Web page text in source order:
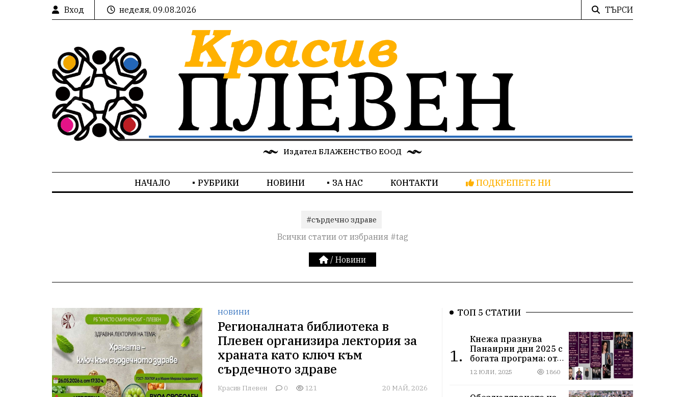
Вход неделя, 09.08.2026 ТЪРСИ
Издател БЛАЖЕНСТВО ЕООД
НАЧАЛО РУБРИКИ НОВИНИ ЗА НАС КОНТАКТИ ПОДКРЕПЕТЕ НИ
#сърдечно здраве
Всички статии от избрания #tag
/ Новини
НОВИНИ
Регионалната библиотека в
Плевен организира лектория за
храната като ключ към
сърдечното здраве
Красив Плевен 0 121 20 МАЙ, 2026
ТОП 5 СТАТИИ
1.
Кнежа празнува
Панаирни дни 2025 с
богата програма: от
спортни турнири до
концерти под
12 ЮЛИ, 2025 1860